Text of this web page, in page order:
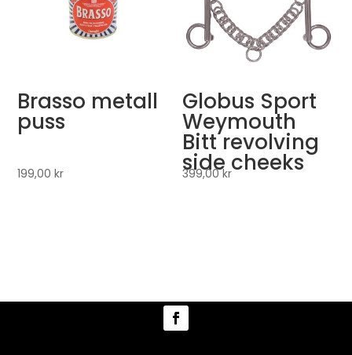
Brasso metall
puss
199,00kr
Globus Sport
Weymouth
Bitt revolving
side cheeks
399,00kr